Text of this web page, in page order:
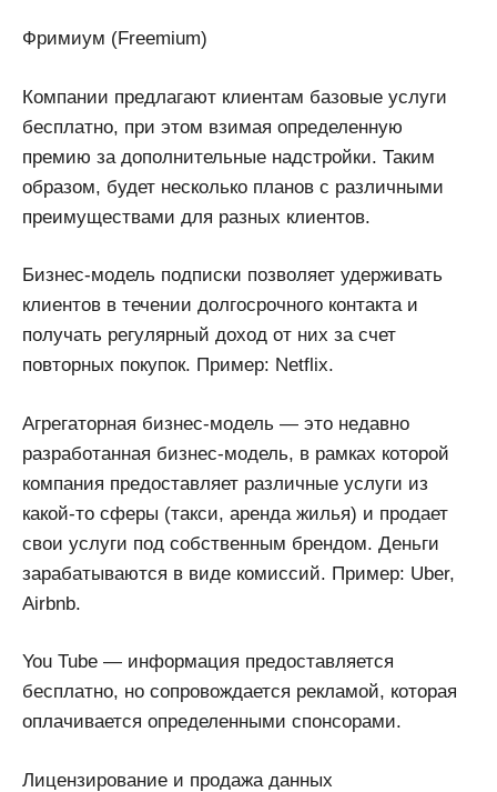
Фримиум (Freemium)
Компании предлагают клиентам базовые услуги
бесплатно, при этом взимая определенную
премию за дополнительные надстройки. Таким
образом, будет несколько планов с различными
преимуществами для разных клиентов.
Бизнес-модель подписки позволяет удерживать
клиентов в течении долгосрочного контакта и
получать регулярный доход от них за счет
повторных покупок. Пример: Netflix.
Агрегаторная бизнес-модель — это недавно
разработанная бизнес-модель, в рамках которой
компания предоставляет различные услуги из
какой-то сферы (такси, аренда жилья) и продает
свои услуги под собственным брендом. Деньги
зарабатываются в виде комиссий. Пример: Uber,
Airbnb.
You Tube — информация предоставляется
бесплатно, но сопровождается рекламой, которая
оплачивается определенными спонсорами.
Лицензирование и продажа данных